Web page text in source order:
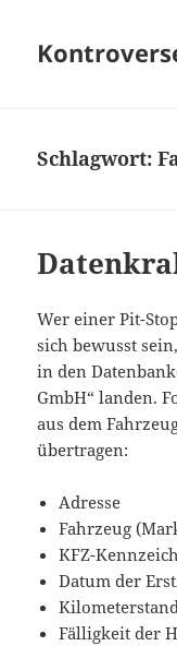
Schlagwort:
Wer einer Pit-
sich bewusst
in den
GmbH“ landen.
aus dem
übertragen:
Adresse
Fahrzeug
KFZ-
Datum der
Fälligkeit der